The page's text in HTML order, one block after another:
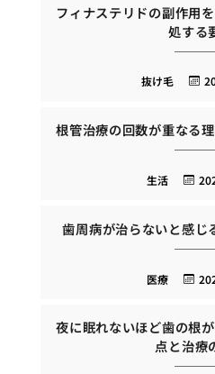
フィナステリドの副作用
処する
抜け毛
根管治療の回数が重なる
生活
歯周病が治らないと感じ
医療
夜に眠れないほど歯の根
点と治療